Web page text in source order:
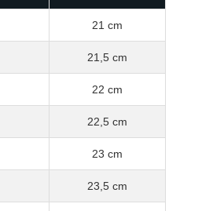
21 cm
21,5 cm
22 cm
22,5 cm
23 cm
23,5 cm